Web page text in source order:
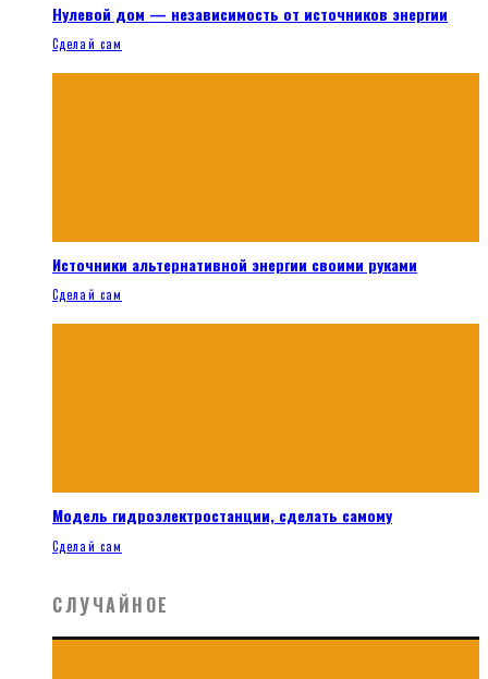
Нулевой дом — независимость от источников энергии
Сделай сам
Источники альтернативной энергии своими руками
Сделай сам
Модель гидроэлектростанции, сделать самому
Сделай сам
СЛУЧАЙНОЕ